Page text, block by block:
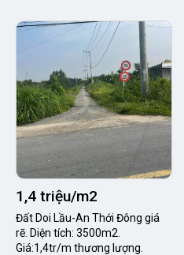
1,4 triệu/m2
Đất Doi Lầu-An Thới Đông giá
rẽ. Diện tích: 3500m2.
Giá:1,4tr/m thương lượng.